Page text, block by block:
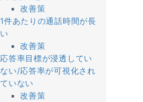
改善策
1件あたりの通話時間が長
い
改善策
応答率目標が浸透してい
ない/応答率が可視化され
ていない
改善策